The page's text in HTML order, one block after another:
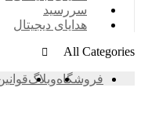
سررسید
هدایای دیجیتال
All Categories
فروشگاهوبلاگ